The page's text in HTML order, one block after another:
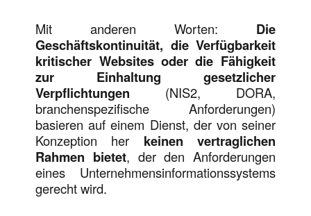
Mit anderen Worten: Die
Geschäftskontinuität, die Verfügbarkeit
kritischer Websites oder die Fähigkeit
zur Einhaltung gesetzlicher
Verpflichtungen (NIS2, DORA,
branchenspezifische Anforderungen)
basieren auf einem Dienst, der von seiner
Konzeption her keinen vertraglichen
Rahmen bietet, der den Anforderungen
eines Unternehmensinformationssystems
gerecht wird.